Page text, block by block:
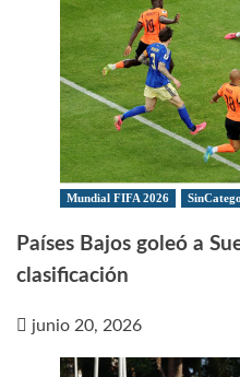
Mundial FIFA 2026
Países Bajos goleó a
clasificación
junio 20, 2026